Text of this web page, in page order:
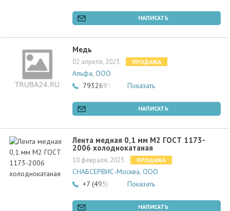
НАПИСАТЬ
Медь
02 апреля, 2023 ПРОДАЖА
Альфа, ООО
79326999979Показать
НАПИСАТЬ
Лента медная 0,1 мм М2 ГОСТ 1173-
2006 холоднокатаная
10 февраля, 2023 ПРОДАЖА
СНАБСЕРВИС-Москва, ООО
+7 (495) 134-00-91
Показать
НАПИСАТЬ